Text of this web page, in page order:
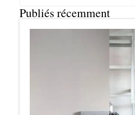
Publiés récemment